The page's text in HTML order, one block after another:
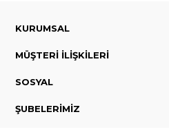
KURUMSAL
MÜŞTERİ İLİŞKİLERİ
SOSYAL
ŞUBELERİMİZ